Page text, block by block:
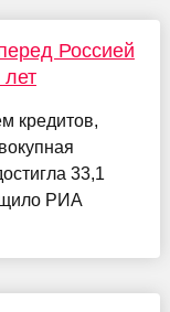
Россией
кредитов,
33,1
РИА